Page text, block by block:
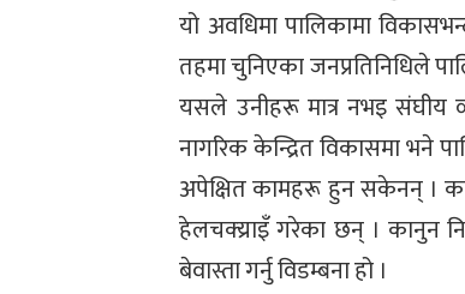
यो अवधिमा पालिकामा
तहमा चुनिएका जनप्रतिनिधिले
यसले उनीहरू मात्र नभइ संघीय
नागरिक केन्द्रित विकासमा भने
अपेक्षित कामहरू हुन सकेनन् ।
हेलचक्य्राइँ गरेका छन् । कानुन
बेवास्ता गर्नु विडम्बना हो ।